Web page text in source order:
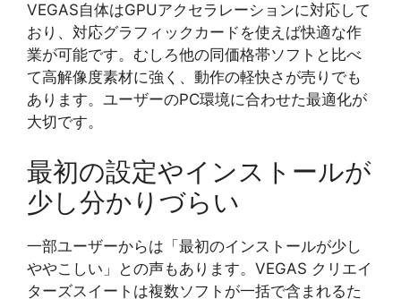
VEGAS自体はGPUアクセラレーションに対応して
おり、対応グラフィックカードを使えば快適な作
業が可能です。むしろ他の同価格帯ソフトと比べ
て高解像度素材に強く、動作の軽快さが売りでも
あります。ユーザーのPC環境に合わせた最適化が
大切です。
最初の設定やインストールが
少し分かりづらい
一部ユーザーからは「最初のインストールが少し
ややこしい」との声もあります。VEGAS クリエイ
ターズスイートは複数ソフトが一括で含まれるた